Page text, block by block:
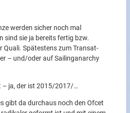
werden sicher noch mal
sind sie ja bereits fertig bzw.
Quali. Spätestens zum Transat-
– und/oder auf Sailinganarchy
– ja, der ist 2015/2017/…
gibt da durchaus noch den Ofcet